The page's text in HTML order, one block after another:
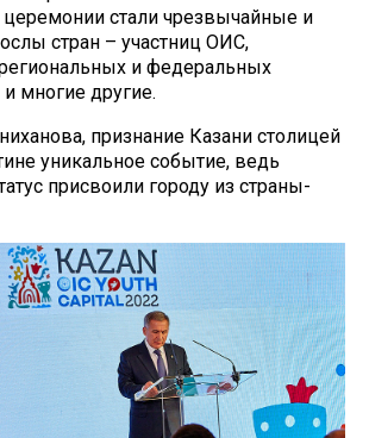
стали чрезвычайные и
стран – участниц ОИС,
и федеральных
многие другие.
признание Казани столицей
уникальное событие, ведь
присвоили городу из страны-